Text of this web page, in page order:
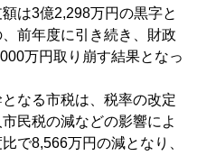
は3億2,298万円の黒字と
前年度に引き続き、財政
万円取り崩す結果となっ
なる市税は、税率の改定
民税の減などの影響によ
で8,566万円の減となり、